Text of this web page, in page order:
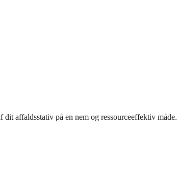
affaldsstativ på en nem og ressourceeffektiv måde.